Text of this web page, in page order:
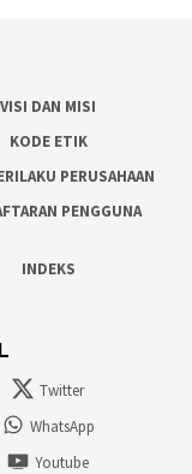
VISI DAN MISI
KODE ETIK
PERUSAHAAN
PENGGUNA
INDEKS
Twitter
WhatsApp
Youtube